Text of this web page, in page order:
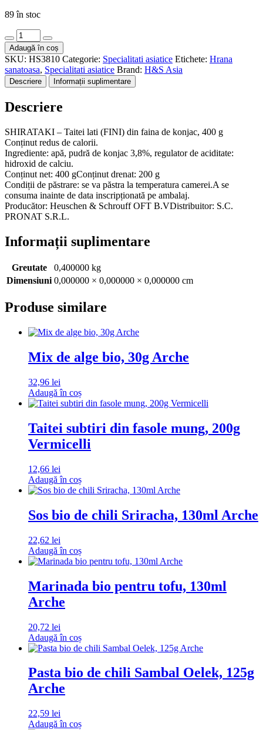
89 în stoc
Cantitate
Shirataki
Taitei
lati
(fini)
din
de
400g
Adaugă în coș
SKU: HS3810 Categorie: Specialitati asiatice Etichete: Hrana
sanatoasa, Specialitati asiatice Brand: H&S Asia
Descriere Informații suplimentare
Descriere
SHIRATAKI – Taitei lati (FINI) din faina de konjac, 400 g
Conținut redus de calorii.
Ingrediente: apă, pudră de konjac 3,8%, regulator de aciditate:
hidroxid de calciu.
Conținut net: 400 gConținut drenat: 200 g
Condiții de păstrare: se va păstra la temperatura camerei.A se
consuma inainte de data inscripționată pe ambalaj.
Producător: Heuschen & Schrouff OFT B.VDistribuitor: S.C.
PRONAT S.R.L.
Informații suplimentare
Greutate
0,400000 kg
Dimensiuni 0,000000 × 0,000000 × 0,000000 cm
Produse similare
Mix de alge bio, 30g Arche
32,96 lei
Adaugă în coș
Taitei subtiri din fasole mung, 200g
Vermicelli
12,66 lei
Adaugă în coș
Sos bio de chili Sriracha, 130ml Arche
22,62 lei
Adaugă în coș
Marinada bio pentru tofu, 130ml
Arche
20,72 lei
Adaugă în coș
Pasta bio de chili Sambal Oelek, 125g
Arche
22,59 lei
Adaugă în coș